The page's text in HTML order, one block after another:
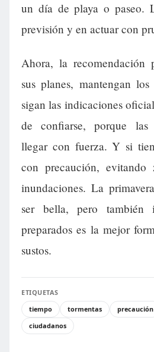
un día de playa o paseo.
previsión y en actuar con
Ahora, la recomendación
sus planes, mantengan
sigan las indicaciones
de confiarse, porque las
llegar con fuerza. Y si
con precaución, evitando
inundaciones. La
ser bella, pero también
preparados es la mejor
sustos.
ETIQUETAS
tiempo
tormentas precaución
ciudadanos